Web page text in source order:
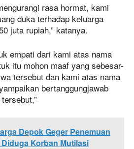
rasa hormat, kami
duka terhadap keluarga
juta rupiah,” katanya.
empati dari kami atas nama
itu mohon maaf yang sebesar-
tersebut dan kami atas nama
bertanggungjawab
Depok Geger Penemuan
Korban Mutilasi